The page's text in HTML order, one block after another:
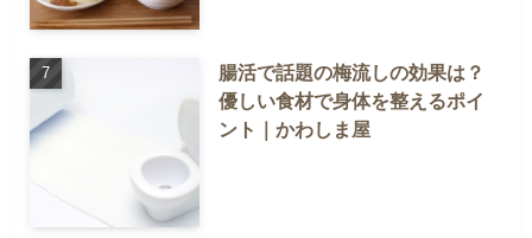
腸活で話題の梅流しの効果は？
優しい食材で身体を整えるポイ
ント｜かわしま屋